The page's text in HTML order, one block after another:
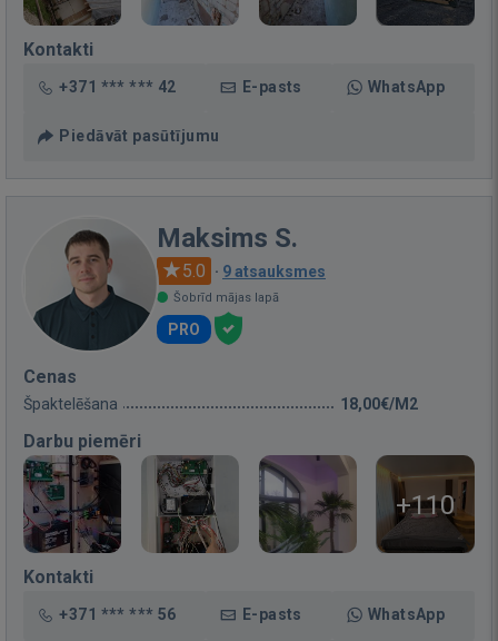
Kontakti
+371 *** *** 42 E-pasts WhatsApp
Piedāvāt pasūtījumu
Maksims S.
5.0 · 9 atsauksmes
Šobrīd mājas lapā
PRO
Cenas
Špaktelēšana 18,00€/M2
Darbu piemēri
+110
Kontakti
+371 *** *** 56 E-pasts WhatsApp